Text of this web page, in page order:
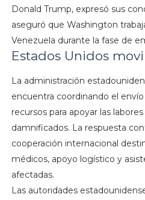
Donald Trump, expresó sus
aseguró que Washington
Venezuela durante la fase de
Estados Unidos
La administración
encuentra coordinando el
recursos para apoyar las
damnificados. La respuesta
cooperación internacional
médicos, apoyo logístico y
afectadas.
Las autoridades